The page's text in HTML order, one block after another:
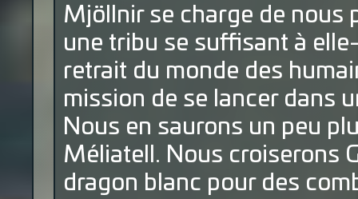
Mjöllnir se charge de nous
une tribu se suffisant à
retrait du monde des
mission de se lancer dans
Nous en saurons un peu
Méliatell. Nous croiserons
dragon blanc pour des